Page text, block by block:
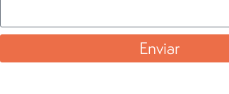
Enviar